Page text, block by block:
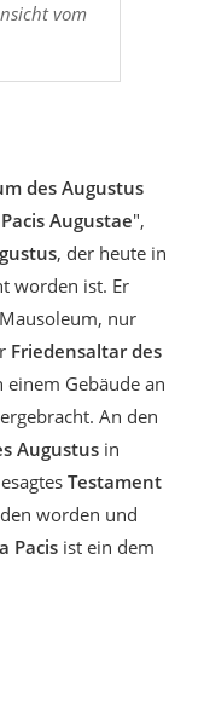
vom
des Augustus
Augustae",
, der heute in
worden ist. Er
nur
Friedensaltar des
einem Gebäude an
An den
Augustus in
Testament
worden und
Pacis ist ein dem